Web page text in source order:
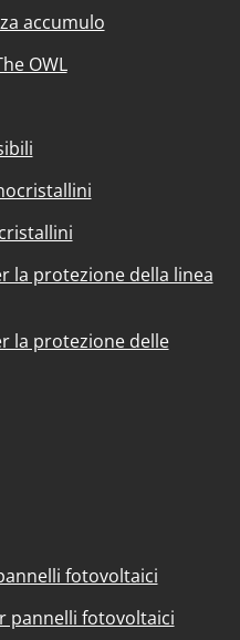
accumulo
OWL
la protezione della linea
la protezione delle
fotovoltaici
pannelli fotovoltaici